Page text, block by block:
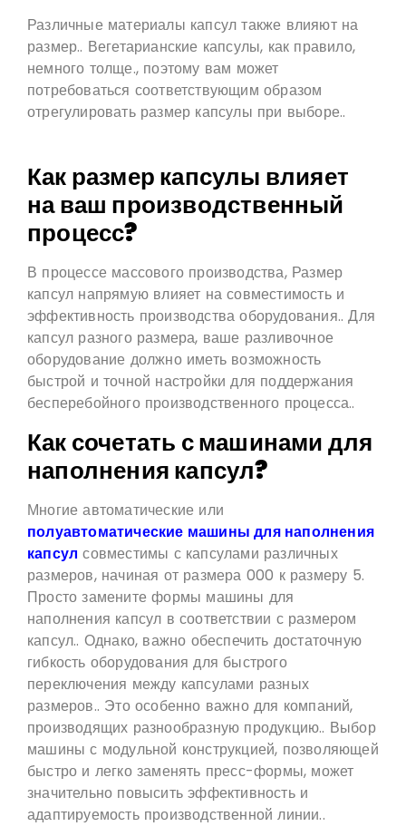
Различные материалы капсул также влияют на
размер.. Вегетарианские капсулы, как правило,
немного толще., поэтому вам может
потребоваться соответствующим образом
отрегулировать размер капсулы при выборе..
Как размер капсулы влияет
на ваш производственный
процесс?
В процессе массового производства, Размер
капсул напрямую влияет на совместимость и
эффективность производства оборудования.. Для
капсул разного размера, ваше разливочное
оборудование должно иметь возможность
быстрой и точной настройки для поддержания
бесперебойного производственного процесса..
Как сочетать с машинами для
наполнения капсул?
Многие автоматические или
полуавтоматические машины для наполнения
капсул совместимы с капсулами различных
размеров, начиная от размера 000 к размеру 5.
Просто замените формы машины для
наполнения капсул в соответствии с размером
капсул.. Однако, важно обеспечить достаточную
гибкость оборудования для быстрого
переключения между капсулами разных
размеров.. Это особенно важно для компаний,
производящих разнообразную продукцию.. Выбор
машины с модульной конструкцией, позволяющей
быстро и легко заменять пресс-формы, может
значительно повысить эффективность и
адаптируемость производственной линии..